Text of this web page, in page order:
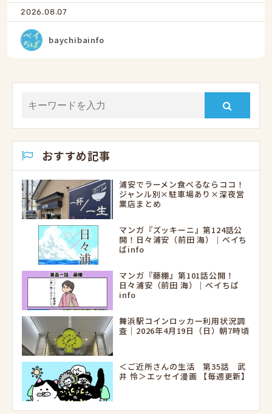
2026.08.07
baychibainfo
おすすめ記事
浦安でラーメン食べるならココ！
ジャンル別×駐車場あり×深夜営
業店まとめ
マンガ『ズッキーニ』第124話公
開！日々浦安（前田 海）｜ベイち
ばinfo
マンガ『藤棚』第101話公開！
日々浦安（前田 海）｜ベイちば
info
舞浜駅コインロッカー利用状況調
査｜2026年4月19日（日）朝7時頃
＜ご近所さんの生活 第35話 武
井 怜＞エッセイ漫画 【毎週更新】